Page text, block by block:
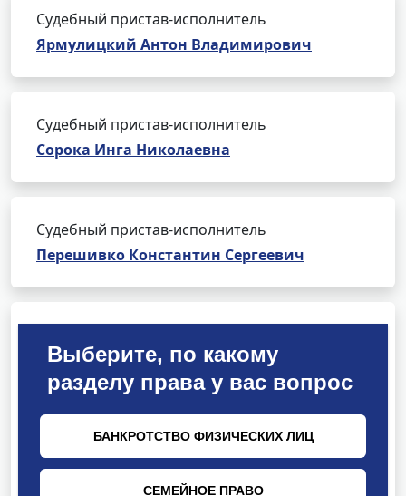
Судебный пристав-исполнитель
Ярмулицкий Антон Владимирович
Судебный пристав-исполнитель
Сорока Инга Николаевна
Судебный пристав-исполнитель
Перешивко Константин Сергеевич